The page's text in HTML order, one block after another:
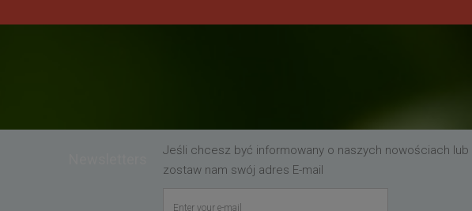
Jeśli chcesz być informowany o naszych nowościach lub
zostaw nam swój adres E-mail